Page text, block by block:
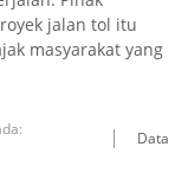
jalan tol itu
masyarakat yang
Data